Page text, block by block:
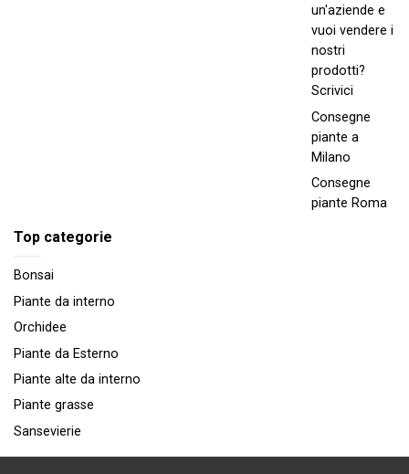
un'aziende e
vuoi vendere i
nostri
prodotti?
Scrivici
Consegne
piante a
Milano
Consegne
piante Roma
Top categorie
Bonsai
Piante da interno
Orchidee
Piante da Esterno
Piante alte da interno
Piante grasse
Sansevierie